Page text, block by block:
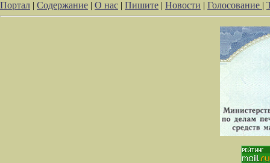
Портал | Содержание | О нас | Пишите | Новости | Голосование |